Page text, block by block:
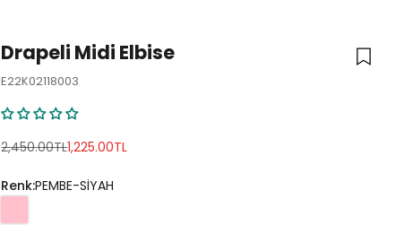
Drapeli Midi Elbise
E22K02118003
Normal fiyat
2,450.00TLİndirimli fiyat
1,225.00TL
Renk:PEMBE-SİYAH